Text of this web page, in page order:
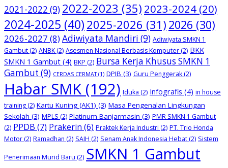
2021-2022 (9) 2022-2023 (35) 2023-2024 (20)
2024-2025 (40) 2025-2026 (31) 2026 (30)
2026-2027 (8)Adiwiyata Mandiri (9) Adiwiyata SMKN 1
Gambut (2) ANBK (2) Asesmen Nasional Berbasis Komputer (2) BKK
SMKN 1 Gambut (4) BKP (2) Bursa Kerja Khusus SMKN 1
Gambut (9) CERDAS CERMAT(1) DPIB (3) Guru Penggerak (2)
Habar SMK (192) Iduka (2) Infografis (4) in house
training (2) Kartu Kuning (AK1) (3) Masa Pengenalan Lingkungan
Sekolah (3) MPLS (2) Platinum Banjarmasin (3) PMR SMKN 1 Gambut
(2) PPDB (7) Prakerin (6) Praktek Kerja Industri (2) PT. Trio Honda
Motor (2) Ramadhan (2) SAIH (2) Senam Anak Indonesia Hebat (2) Sistem
Penerimaan Murid Baru (2) SMKN 1 Gambut